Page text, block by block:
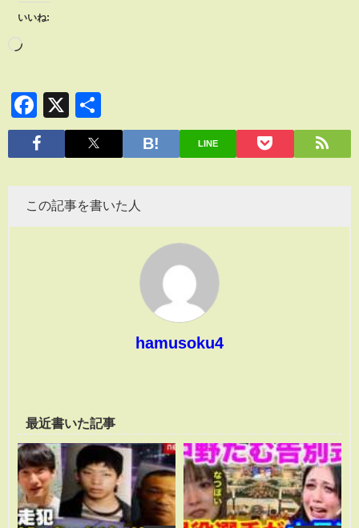
いいね:
Facebook
X
有
LINE
この記事を書いた人
hamusoku4
最近書いた記事